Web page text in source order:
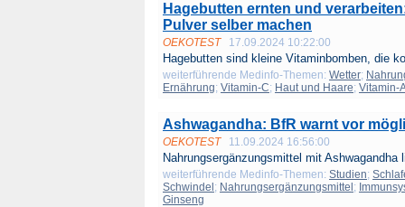
Hagebutten ernten und
Pulver selber machen
OEKOTEST 17.09.2024 10:22:00
Hagebutten sind kleine Vitaminbomben, die
weiterführende Medinfo-Themen: Wetter;
Ernährung; Vitamin-C; Haut und Haare; Vitamin-
Ashwagandha: BfR warnt vor
OEKOTEST 11.09.2024 16:56:00
Nahrungsergänzungsmittel mit Ashwagandha
weiterführende Medinfo-Themen: Studien;
Schwindel ; Nahrungsergänzungsmittel ;
Ginseng